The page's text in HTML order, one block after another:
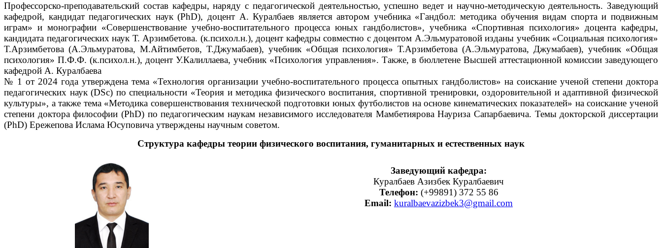
Профессорско-преподавательский состав кафедры, наряду с педагогической деятельностью, успешно ведет и научно-методическую деятельность. Заведующий
кафедрой, кандидат педагогических наук (PhD), доцент А. Куралбаев является автором учебника «Гандбол: методика обучения видам спорта и подвижным
играм» и монографии «Совершенствование учебно-воспитательного процесса юных гандболистов», учебника «Спортивная психология» доцента кафедры,
кандидата педагогических наук Т. Арзимбетова. (к.психол.н.), доцент кафедры совместно с доцентом А.Эльмуратовой изданы учебник «Социальная психология»
Т.Арзимбетова (А.Эльмуратова, М.Айтимбетов, Т.Джумабаев), учебник «Общая психология» Т.Арзимбетова (А.Эльмуратова, Джумабаев), учебник «Общая
психология» П.Ф.Ф. (к.психол.н.), доцент У.Калиллаева, учебник «Психология управления». Также, в бюллетене Высшей аттестационной комиссии заведующего
кафедрой А. Куралбаева
№ 1 от 2024 года утверждена тема «Технология организации учебно-воспитательного процесса опытных гандболистов» на соискание ученой степени доктора
педагогических наук (DSc) по специальности «Теория и методика физического воспитания, спортивной тренировки, оздоровительной и адаптивной физической
культуры», а также тема «Методика совершенствования технической подготовки юных футболистов на основе кинематических показателей» на соискание ученой
степени доктора философии (PhD) по педагогическим наукам независимого исследователя Мамбетиярова Науриза Сапарбаевича. Темы докторской диссертации
(PhD) Ережепова Ислама Юсуповича утверждены научным советом.
Структура кафедры теории физического воспитания, гуманитарных и естественных наук
Заведующий кафедра:
Куралбаев Азизбек Куралбаевич
Телефон: (+99891) 372 55 86
Email: kuralbaevazizbek3@gmail.com